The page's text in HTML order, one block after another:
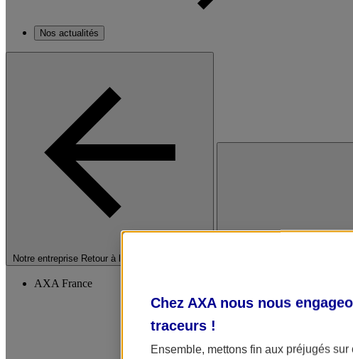
Nos actualités
Notre entreprise Retour à la section précédente
AXA France
Chez AXA nous nous
traceurs !
Ensemble, mettons fin aux préjugés